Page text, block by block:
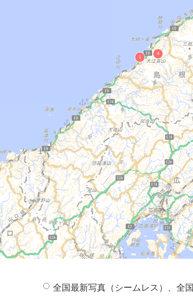
全国最新写真（シームレス）、全